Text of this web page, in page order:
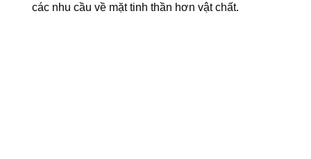
các nhu cầu về mặt tinh thần hơn vật chất.